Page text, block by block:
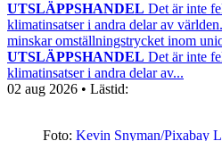
UTSLÄPPSHANDEL Det är inte
klimatinsatser i andra delar av
minskar omställningstrycket inom
UTSLÄPPSHANDEL Det är inte
klimatinsatser i andra delar av...
02 aug 2026 • Lästid:
Foto: Kevin Snyman/Pixabay